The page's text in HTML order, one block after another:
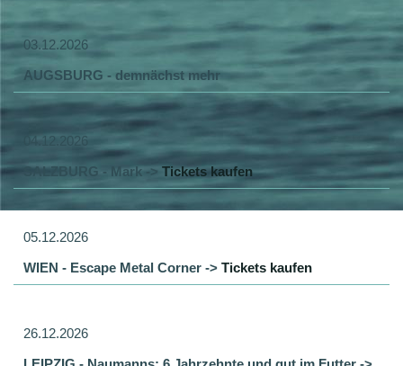
03.12.2026
AUGSBURG - demnächst mehr
04.12.2026
SALZBURG - Mark -> Tickets kaufen
05.12.2026
WIEN - Escape Metal Corner -> Tickets kaufen
26.12.2026